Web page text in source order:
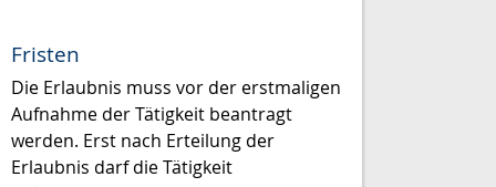
Fristen
Die Erlaubnis muss vor der erstmaligen
Aufnahme der Tätigkeit beantragt
werden. Erst nach Erteilung der
Erlaubnis darf die Tätigkeit